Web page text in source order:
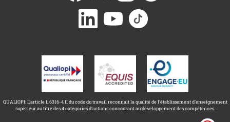
QUALIOPI: L'article L.6316-4 II du code du travail reconnait la qualité de l'établissement d'enseignement
supérieur au titre des 4 catégories d'actions concourant au développement des compétences.